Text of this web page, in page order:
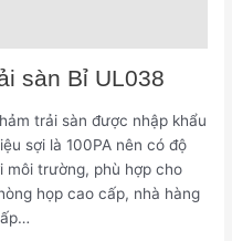
sàn Bỉ UL038
trải sàn được nhập khẩu
sợi là 100PA nên có độ
môi trường, phù hợp cho
họp cao cấp, nhà hàng